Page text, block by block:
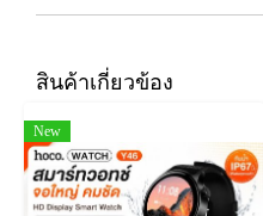
สินค้าเกี่ยวข้อง
New